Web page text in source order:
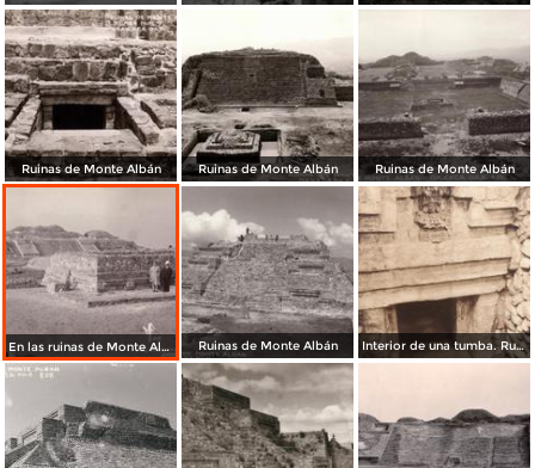
Ruinas de Monte Albán Ruinas de Monte Albán Ruinas de Monte Albán
En las ruinas de Monte Albán Ruinas de Monte Albán Interior de una tumba. Ruinas de Monte Albán